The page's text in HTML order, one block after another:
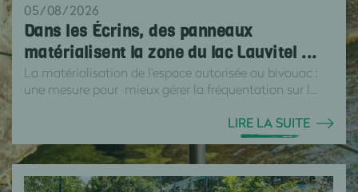
05/08/2026
Dans les Écrins, des panneaux
matérialisent la zone du lac Lauvitel ...
La matérialisation de l'espace autorisée au bivouac :
une mesure pour mieux gérer la fréquentation sur l...
LIRE LA SUITE